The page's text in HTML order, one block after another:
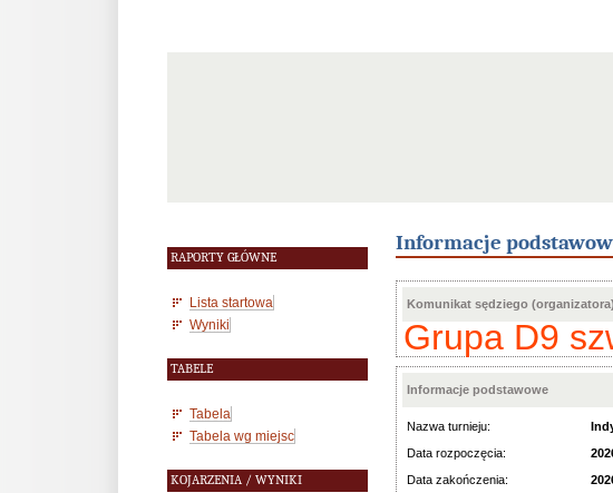
RAPORTY GŁÓWNE
Lista startowa
Wyniki
TABELE
Tabela
Tabela wg miejsc
KOJARZENIA / WYNIKI
Informacje
Komunikat sędziego (organizatora)
Grupa D9
Informacje podstawowe
Nazwa turnieju:
Data rozpoczęcia:
Data zakończenia: